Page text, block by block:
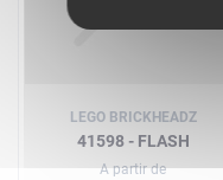
LEGO BRICKHEADZ
41598 - FLASH
A partir de